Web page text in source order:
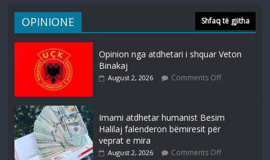
OPINIONE Shfaq të gjitha
Opinion nga atdhetari i shquar Veton
Binakaj
August 2, 2026 Comments Off
Imami atdhetar humanist Besim
Halilaj falenderon bëmiresit për
veprat e mira
August 2, 2026 Comments Off